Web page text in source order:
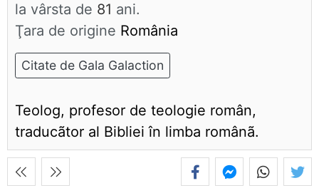
la vârsta de 81 ani.
Ţara de origine România
Citate de Gala Galaction
Teolog, profesor de teologie român,
traducãtor al Bibliei în limba românã.